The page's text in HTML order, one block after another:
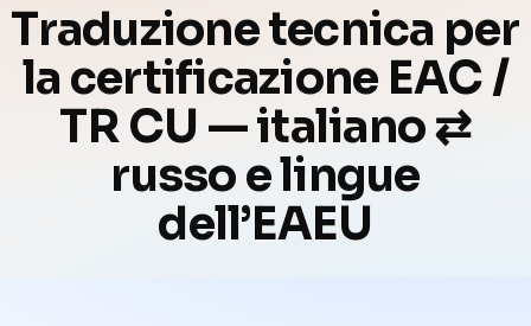
Traduzione tecnica per
la certificazione EAC /
TR CU — italiano ⇄
russo e lingue
dell’EAEU